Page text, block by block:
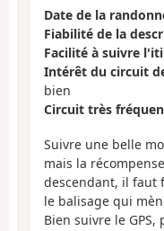
Date de la
Fiabilité de la
Facilité à suivre
Intérêt du circuit
bien
Circuit très
Suivre une belle
mais la
descendant, il faut
le balisage qui
Bien suivre le